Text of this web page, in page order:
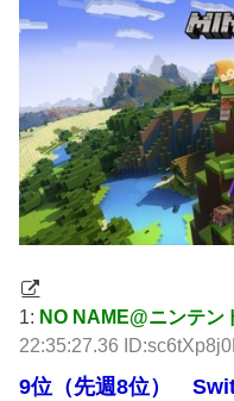
1: NO NAME@ニンテン
22:35:27.36
9位（先週8位）